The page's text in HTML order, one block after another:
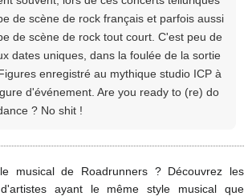
de scène de rock français et parfois aussi
de scène de rock tout court. C'est peu de
dates uniques, dans la foulée de la sortie
enregistré au mythique studio ICP à
d'événement. Are you ready to (re) do
? No shit !
musical de Roadrunners ? Découvrez les
ayant le même style musical que